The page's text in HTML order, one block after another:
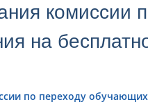
комиссии
на
по переходу